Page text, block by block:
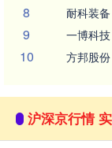
8 耐科装备
9 一博科技
10 方邦股份
沪深京行情